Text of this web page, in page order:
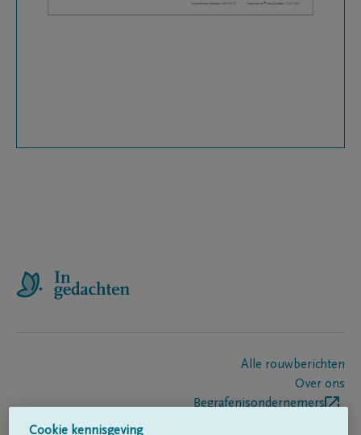
Alle rouwberichten
Over ons
Begrafenisondernemers
Cookie kennisgeving